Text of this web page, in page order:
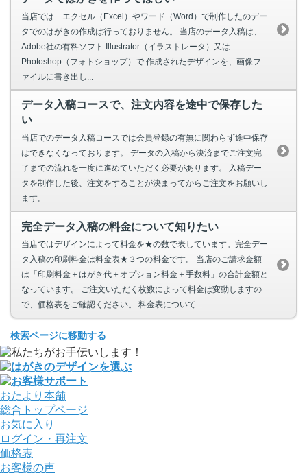
当店では エクセル（Excel）やワード（Word）で制作したのデー
タでのはがきの作成は行っておりません。 当店のデータ入稿は、
Adobe社の有料ソフト Illustrator（イラストレータ）又は
Photoshop（フォトショップ）で 作成されたデザインを、画像フ
ァイルに書き出し...
データ入稿コースで、注文内容を途中で保存した
い
当店でのデータ入稿コースでは会員登録の有無に関わらず途中保存
はできなくなっております。 データの入稿から決済までご注文完
了までの流れを一度に進めていただく必要があります。 入稿デー
タを制作した後、注文をすることが決まってからご注文をお願いし
ます。
完全データ入稿の料金について知りたい
当店ではデザインによって料金を★の数で表しています。完全デー
タ入稿の印刷料金は料金表★３つの料金です。 当店のご請求金額
は「印刷料金＋はがき代＋オプション料金＋手数料」の合計金額と
なっています。 ご注文いただく枚数によって料金は変動しますの
で、価格表をご確認ください。 料金表について...
検索ページに移動する
おたより本舗
総合トップページ
お気に入り
ログイン・再注文
価格表
お客様の声